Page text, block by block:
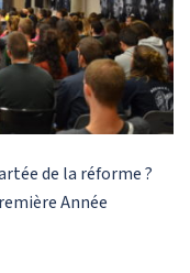
de la réforme ?
Année